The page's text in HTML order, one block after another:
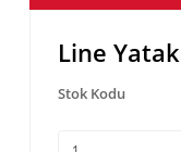
Line Yatak
Stok Kodu